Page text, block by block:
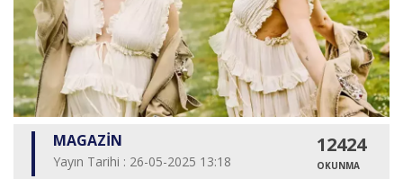
MAGAZİN
Yayın Tarihi : 26-05-2025 13:18
12424
OKUNMA